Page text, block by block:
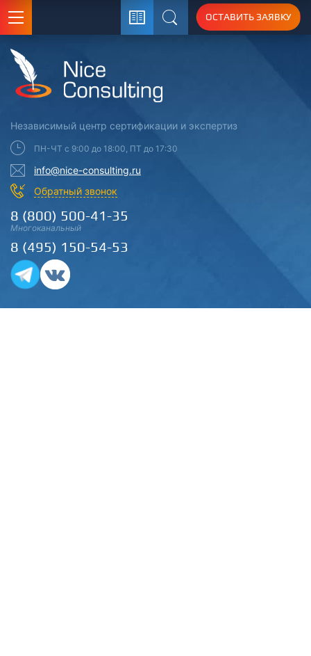
Поиск
ОСТАВИТЬ ЗАЯВКУ
Независимый центр сертификации и экспертиз
ПН-ЧТ с 9:00 до 18:00, ПТ до 17:30
info@nice-consulting.ru
Обратный звонок
8 (800) 500-41-35
Многоканальный
8 (495) 150-54-53